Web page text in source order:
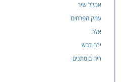
אמלל שיר
עמק הפרחים
אלה
ירח דבש
ריח בוסתנים